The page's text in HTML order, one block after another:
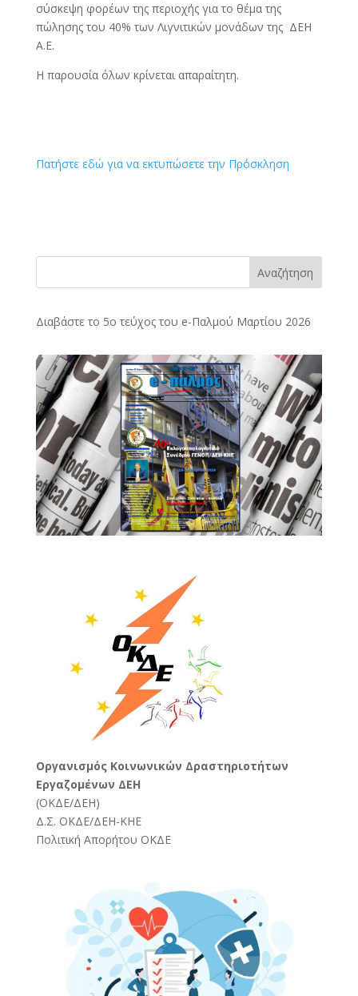
σύσκεψη φορέων της περιοχής για το θέμα της
πώλησης του 40% των Λιγνιτικών μονάδων της ΔΕΗ
Α.Ε.
Η παρουσία όλων κρίνεται απαραίτητη.
Πατήστε εδώ για να εκτυπώσετε την Πρόσκληση
Αναζήτηση
Διαβάστε το 5ο τεύχος του e-Παλμού Μαρτίου 2026
Oργανισμός Κοινωνικών Δραστηριοτήτων
Εργαζομένων ΔΕΗ
(ΟΚΔΕ/ΔΕΗ)
Δ.Σ. ΟΚΔΕ/ΔΕΗ-ΚΗΕ
Πολιτική Απορήτου ΟΚΔΕ